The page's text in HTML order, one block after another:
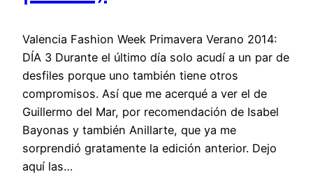
Valencia Fashion Week Primavera Verano 2014:
DÍA 3 Durante el último día solo acudí a un par de
desfiles porque uno también tiene otros
compromisos. Así que me acerqué a ver el de
Guillermo del Mar, por recomendación de Isabel
Bayonas y también Anillarte, que ya me
sorprendió gratamente la edición anterior. Dejo
aquí las…